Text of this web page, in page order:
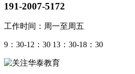
191-2007-5172
工作时间：周一至周五
9：30-12：30 13：30-18：30